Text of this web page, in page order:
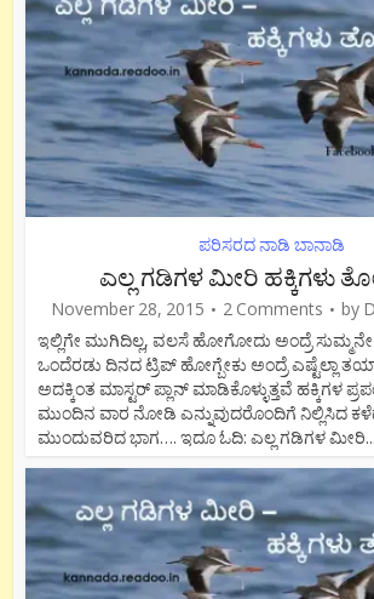
ಪರಿಸರದ ನಾಡಿ ಬಾನಾಡಿ
ಎಲ್ಲ ಗಡಿಗಳ ಮೀರಿ ಹಕ್ಕಿಗಳು
November 28, 2015 2 Comments by
ಇಲ್ಲಿಗೇ ಮುಗಿದಿಲ್ಲ, ವಲಸೆ ಹೋಗೋದು ಅಂದ್ರೆ ಸುಮ್ಮನೇ
ಒಂದೆರಡು ದಿನದ ಟ್ರಿಪ್ ಹೋಗ್ಬೇಕು ಅಂದ್ರೆ ಎಷ್ಟೆಲ್ಲಾ
ಅದಕ್ಕಿಂತ ಮಾಸ್ಟರ್ ಪ್ಲಾನ್ ಮಾಡಿಕೊಳ್ಳುತ್ತವೆ ಹಕ್ಕಿಗಳ
ಮುಂದಿನ ವಾರ ನೋಡಿ ಎನ್ನುವುದರೊಂದಿಗೆ ನಿಲ್ಲಿಸಿದ
ಮುಂದುವರಿದ ಭಾಗ…. ಇದೂ ಓದಿ: ಎಲ್ಲ ಗಡಿಗಳ ಮೀರಿ...